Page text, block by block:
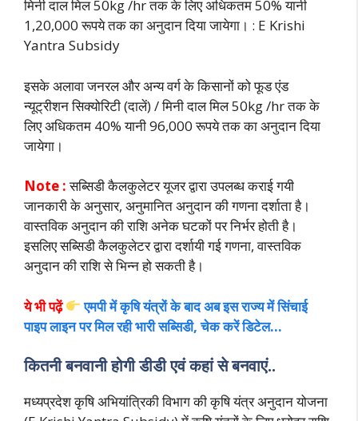
मिनी दाल मिल 50kg /hr तक के लिए अधिकतम 50% यानी
1,20,000 रूपये तक का अनुदान दिया जायेगा। : E Krishi
Yantra Subsidy
इसके अलावा जनरल और अन्य वर्ग के किसानों को फूड एंड
न्यूट्रीशन सिक्योरिटी (दालें) / मिनी दाल मिल 50kg /hr तक के
लिए अधिकतम 40% यानी 96,000 रूपये तक का अनुदान दिया
जायेगा।
Note : सब्सिडी कैलकुलेटर यूजर द्वारा उपलब्ध कराई गयी
जानकारी के अनुसार, अनुमानित अनुदान की गणना दर्शाता है।
वास्तविक अनुदान की राशि अनेक घटकों पर निर्भर होती है।
इसलिए सब्सिडी कैलकुलेटर द्वारा दर्शायी गई गणना, वास्तविक
अनुदान की राशि से भिन्न हो सकती है।
ये भी पढ़ें
एमपी में कृषि यंत्रों के बाद अब इस राज्य में सिंचाई
पाइप लाइन पर मिल रही भारी सब्सिडी, चेक करें डिटेल…
कितनी बनवानी होगी डीडी एवं कहां से बनवाएं..
मध्यप्रदेश कृषि अभियांत्रिकी विभाग की कृषि यंत्र अनुदान योजना